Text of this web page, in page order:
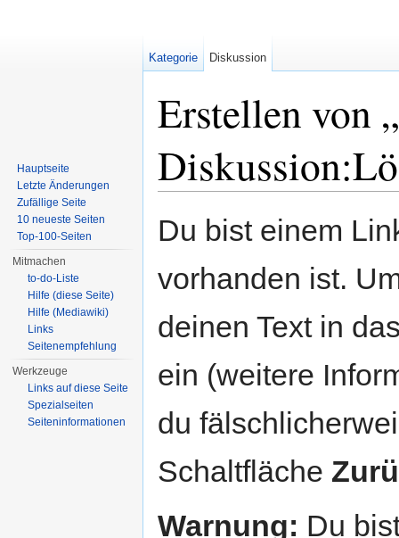
Erstellen von
Du bist einem
vorhanden ist.
deinen Text in
ein (weitere
du
Schaltfläche
Warnung: Du
Kategorie Diskussion
Hauptseite
Letzte Änderungen
Zufällige Seite
10 neueste Seiten
Top-100-Seiten
Mitmachen
to-do-Liste
Hilfe (diese Seite)
Hilfe (Mediawiki)
Links
Seitenempfehlung
Werkzeuge
Links auf diese Seite
Spezialseiten
Seiteninformationen